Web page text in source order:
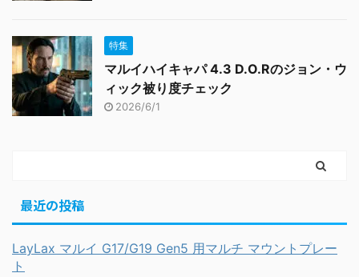
特集
マルイハイキャパ 4.3 D.O.Rのジョン・ウ
ィック被り度チェック
2026/6/1
最近の投稿
LayLax マルイ G17/G19 Gen5 用マルチ マウントプレー
ト